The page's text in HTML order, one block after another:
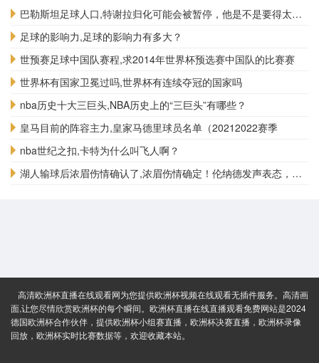
巴勒斯坦足球人口,特谢拉归化可能会被暂停，他是不是要得太多了
足球的影响力,足球的影响力有多大？
世预赛足球中国队赛程,求2014年世界杯预选赛中国队的比赛赛
世界杯有国家卫冕过吗,世界杯有连续夺冠的国家吗
nba历史十大三巨头,NBA历史上的“三巨头”有哪些？
皇马目前的阵容主力,皇家马德里球员名单（20212022赛季
nba世纪之扣,卡特为什么叫飞人啊？
湖人输球后浓眉伤情确认了,浓眉伤情确定！伦纳德发声表态，西部
高清欧洲杯直播在线观看网为您提供欧洲杯视频在线观看无插件服务。高清画
面,让您尽情欣赏欧洲杯的每个瞬间。欧洲杯直播在线直播观看免费网站是2024
德国欧洲杯合作伙伴，提供欧洲杯小组赛直播，欧洲杯决赛直播，欧洲杯录像
回放，欧洲杯实时比赛数据等，欢迎收藏本站。